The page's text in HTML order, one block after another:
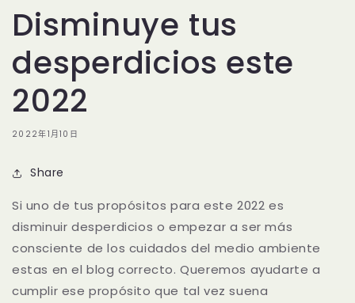
Disminuye tus
desperdicios este
2022
2022年1月10日
Share
Si uno de tus propósitos para este 2022 es
disminuir desperdicios o empezar a ser más
consciente de los cuidados del medio ambiente
estas en el blog correcto. Queremos ayudarte a
cumplir ese propósito que tal vez suena